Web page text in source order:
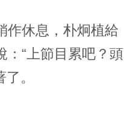
作休息，朴炯植給
：“上節目累吧？頭
。